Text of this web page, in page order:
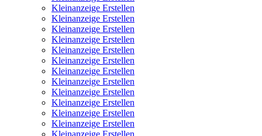
Kleinanzeige Erstellen
Kleinanzeige Erstellen
Kleinanzeige Erstellen
Kleinanzeige Erstellen
Kleinanzeige Erstellen
Kleinanzeige Erstellen
Kleinanzeige Erstellen
Kleinanzeige Erstellen
Kleinanzeige Erstellen
Kleinanzeige Erstellen
Kleinanzeige Erstellen
Kleinanzeige Erstellen
Kleinanzeige Erstellen